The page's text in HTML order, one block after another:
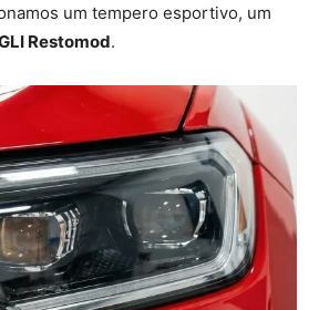
um tempero esportivo, um
Restomod.